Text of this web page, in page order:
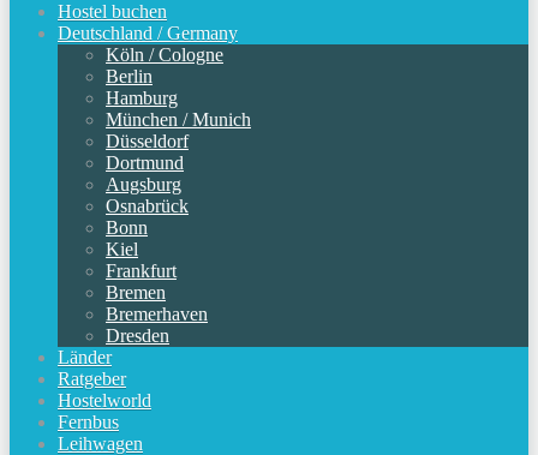
Hostel buchen
Deutschland / Germany
Köln / Cologne
Berlin
Hamburg
München / Munich
Düsseldorf
Dortmund
Augsburg
Osnabrück
Bonn
Kiel
Frankfurt
Bremen
Bremerhaven
Dresden
Länder
Ratgeber
Hostelworld
Fernbus
Leihwagen